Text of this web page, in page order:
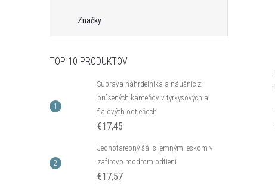
Značky
TOP 10 PRODUKTOV
Súprava náhrdelníka a náušníc z
brúsených kameňov v tyrkysových a
fialových odtieňoch
€17,45
Jednofarebný šál s jemným leskom v
zafírovo modrom odtieni
€17,57
Colibra - postriebrené
€16,33
Kód: